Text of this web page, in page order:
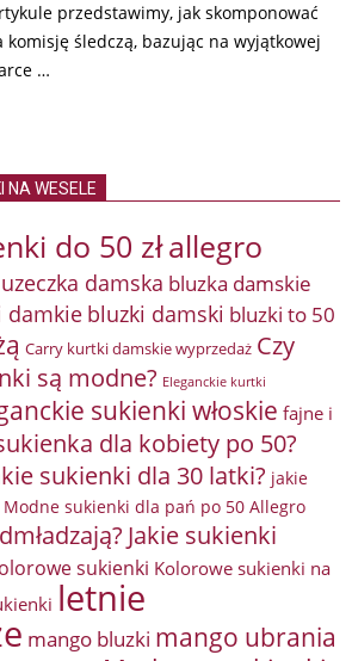
przedstawimy, jak skomponować
śledczą, bazując na wyjątkowej
…
NA WESELE
do 50 złallegro
damska bluzka damskie
damkie bluzki damski bluzki to 50
Carry kurtki damskie wyprzedaż Czy
są modne? Eleganckie kurtki
sukienki włoskie fajne i
dla kobiety po 50?
sukienki dla 30 latki? jakie
sukienki dla pań po 50 Allegro
Jakie sukienki
sukienki Kolorowe sukienki na
letnie
mango bluzki mango ubrania